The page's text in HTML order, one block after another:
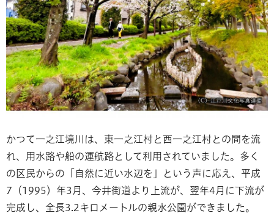
かつて一之江境川は、東一之江村と西一之江村との間を流
れ、用水路や船の運航路として利用されていました。多く
の区民からの「自然に近い水辺を」という声に応え、平成
7（1995）年3月、今井街道より上流が、翌年4月に下流が
完成し、全長3.2キロメートルの親水公園ができました。